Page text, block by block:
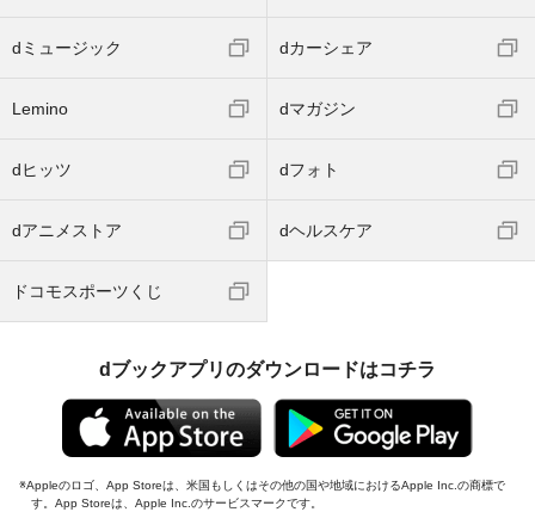
dミュージック dカーシェア
Lemino dマガジン
dヒッツ dフォト
dアニメストア dヘルスケア
ドコモスポーツくじ
dブックアプリのダウンロードはコチラ
Appleのロゴ、App Storeは、米国もしくはその他の国や地域におけるApple Inc.の商標で
す。App Storeは、Apple Inc.のサービスマークです。